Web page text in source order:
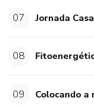
07 Jornada Casa
08
09 Colocando a